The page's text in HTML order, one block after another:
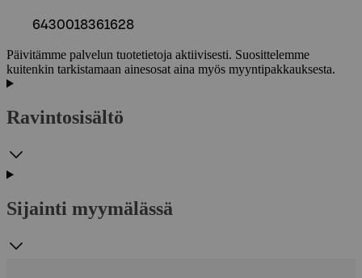
6430018361628
Päivitämme palvelun tuotetietoja aktiivisesti. Suosittelemme
kuitenkin tarkistamaan ainesosat aina myös myyntipakkauksesta.
Ravintosisältö
Sijainti myymälässä